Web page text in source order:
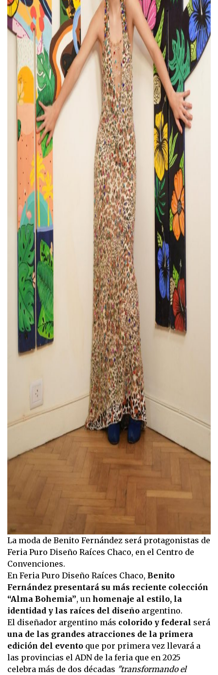
La moda de Benito Fernández será protagonistas de
Feria Puro Diseño Raíces Chaco, en el Centro de
Convenciones.
En Feria Puro Diseño Raíces Chaco, Benito
Fernández presentará su más reciente colección
“Alma Bohemia”, un homenaje al estilo, la
identidad y las raíces del diseño argentino.
El diseñador argentino más colorido y federal será
una de las grandes atracciones de la primera
edición del evento que por primera vez llevará a
las provincias el ADN de la feria que en 2025
celebra más de dos décadas "transformando el